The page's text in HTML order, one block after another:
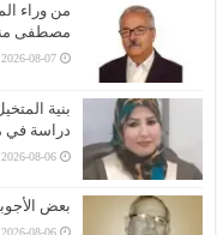
من وراء
مصطفى
2026-08-07
بنية
دراسة في
2026-08-06
بعض
2026-08-06